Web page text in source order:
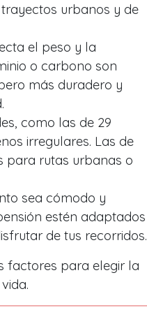
urbanos y de
el peso y la
o carbono son
más duradero y
como las de 29
irregulares. Las de
para rutas urbanas o
sea cómodo y
estén adaptados
de tus recorridos.
factores para elegir la